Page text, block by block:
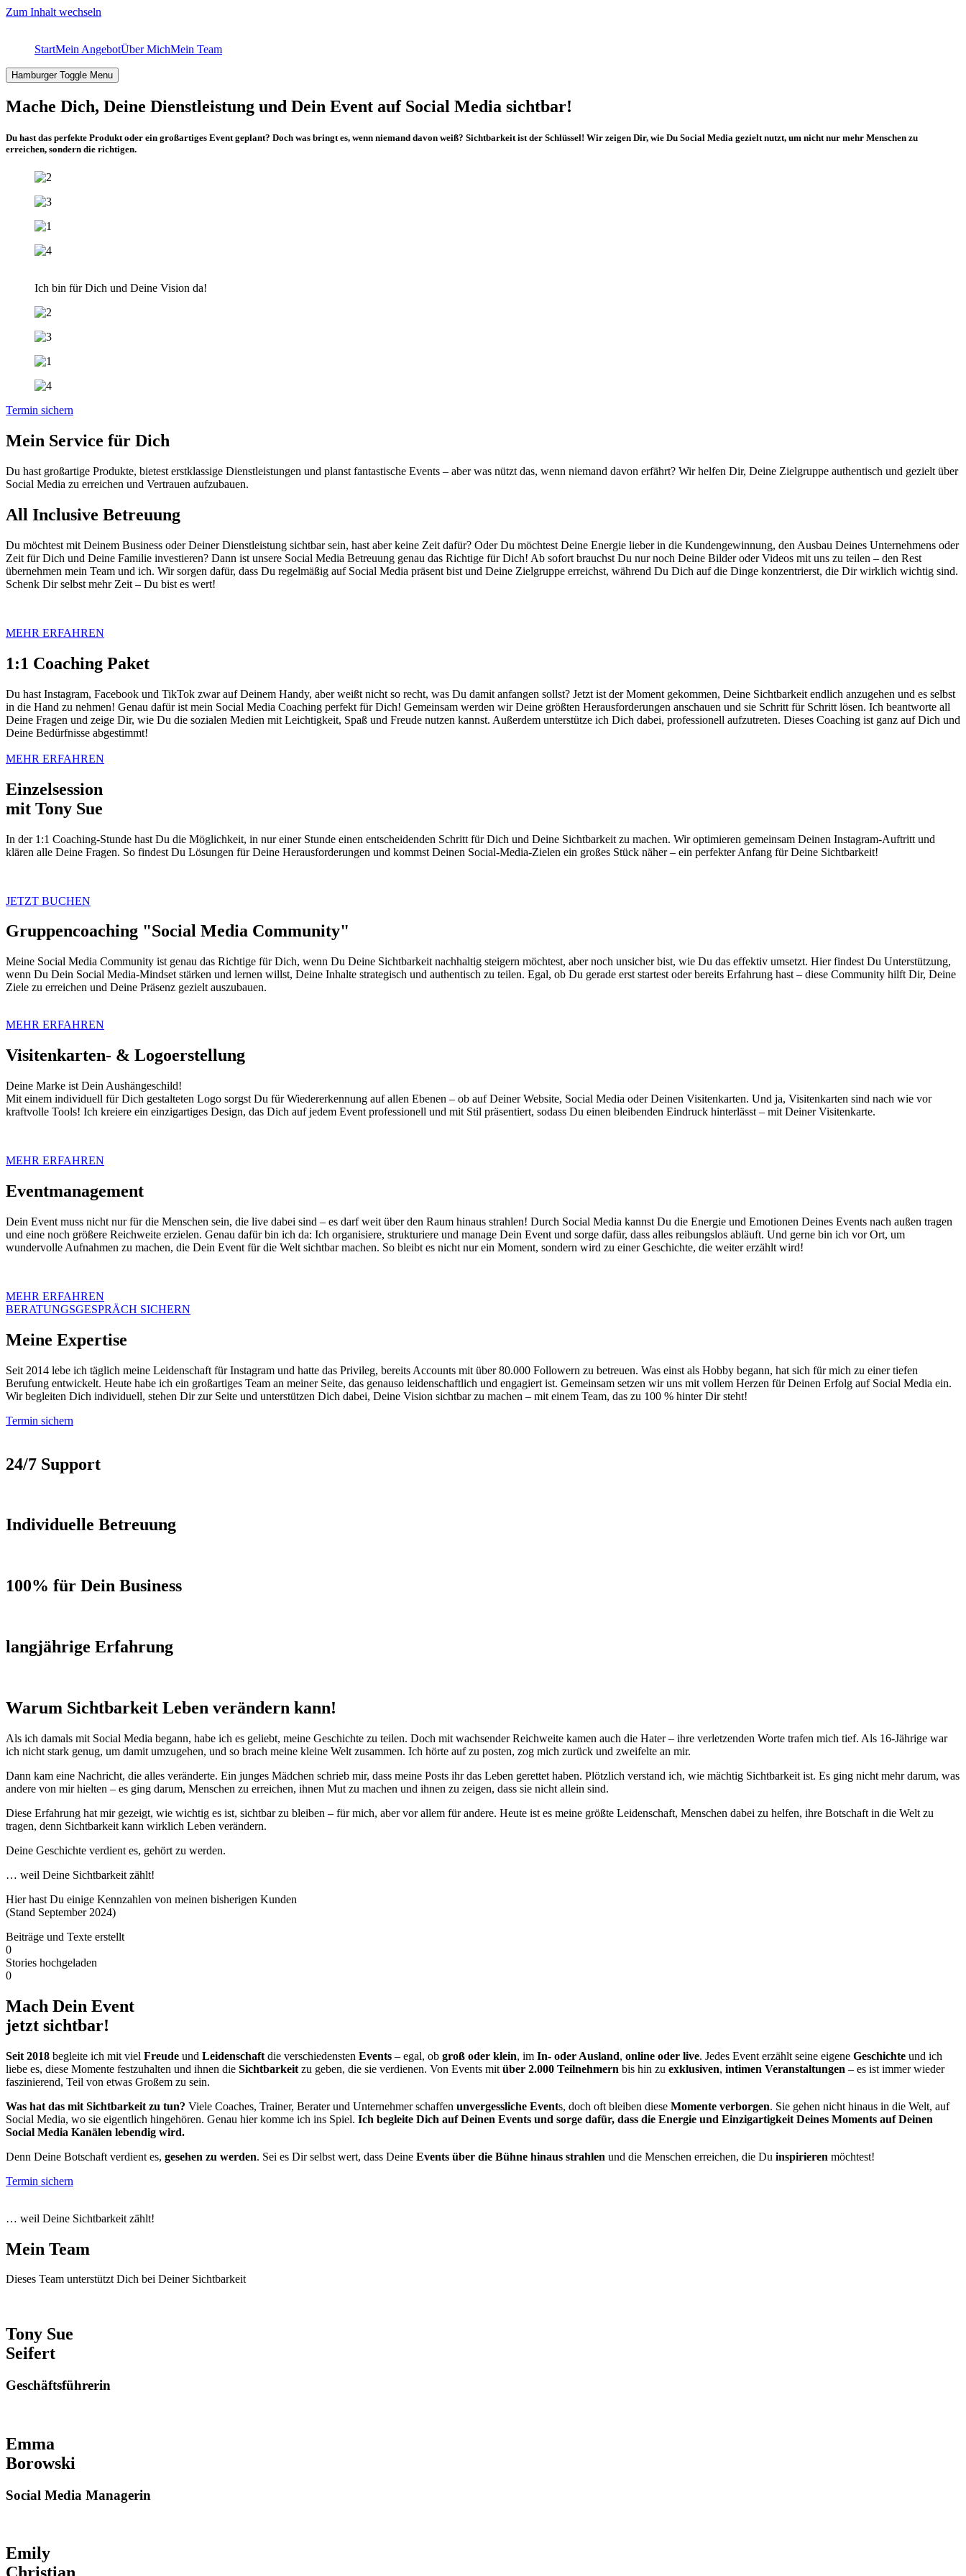
Zum Inhalt wechseln
StartMein AngebotÜber MichMein Team
Hamburger Toggle Menu
Mache Dich, Deine Dienstleistung und Dein Event auf Social Media sichtbar!
Du hast das perfekte Produkt oder ein großartiges Event geplant? Doch was bringt es, wenn niemand davon weiß? Sichtbarkeit ist der Schlüssel! Wir zeigen Dir, wie Du Social Media gezielt nutzt, um nicht nur mehr Menschen zu
erreichen, sondern die richtigen.
Ich bin für Dich und Deine Vision da!
Termin sichern
Mein Service für Dich
Du hast großartige Produkte, bietest erstklassige Dienstleistungen und planst fantastische Events – aber was nützt das, wenn niemand davon erfährt? Wir helfen Dir, Deine Zielgruppe authentisch und gezielt über
Social Media zu erreichen und Vertrauen aufzubauen.
All Inclusive Betreuung
Du möchtest mit Deinem Business oder Deiner Dienstleistung sichtbar sein, hast aber keine Zeit dafür? Oder Du möchtest Deine Energie lieber in die Kundengewinnung, den Ausbau Deines Unternehmens oder
Zeit für Dich und Deine Familie investieren? Dann ist unsere Social Media Betreuung genau das Richtige für Dich! Ab sofort brauchst Du nur noch Deine Bilder oder Videos mit uns zu teilen – den Rest
übernehmen mein Team und ich. Wir sorgen dafür, dass Du regelmäßig auf Social Media präsent bist und Deine Zielgruppe erreichst, während Du Dich auf die Dinge konzentrierst, die Dir wirklich wichtig sind.
Schenk Dir selbst mehr Zeit – Du bist es wert!
MEHR ERFAHREN
1:1 Coaching Paket
Du hast Instagram, Facebook und TikTok zwar auf Deinem Handy, aber weißt nicht so recht, was Du damit anfangen sollst? Jetzt ist der Moment gekommen, Deine Sichtbarkeit endlich anzugehen und es selbst
in die Hand zu nehmen! Genau dafür ist mein Social Media Coaching perfekt für Dich! Gemeinsam werden wir Deine größten Herausforderungen anschauen und sie Schritt für Schritt lösen. Ich beantworte all
Deine Fragen und zeige Dir, wie Du die sozialen Medien mit Leichtigkeit, Spaß und Freude nutzen kannst. Außerdem unterstütze ich Dich dabei, professionell aufzutreten. Dieses Coaching ist ganz auf Dich und
Deine Bedürfnisse abgestimmt!
MEHR ERFAHREN
Einzelsession
mit Tony Sue
In der 1:1 Coaching-Stunde hast Du die Möglichkeit, in nur einer Stunde einen entscheidenden Schritt für Dich und Deine Sichtbarkeit zu machen. Wir optimieren gemeinsam Deinen Instagram-Auftritt und
klären alle Deine Fragen. So findest Du Lösungen für Deine Herausforderungen und kommst Deinen Social-Media-Zielen ein großes Stück näher – ein perfekter Anfang für Deine Sichtbarkeit!
JETZT BUCHEN
Gruppencoaching "Social Media Community"
Meine Social Media Community ist genau das Richtige für Dich, wenn Du Deine Sichtbarkeit nachhaltig steigern möchtest, aber noch unsicher bist, wie Du das effektiv umsetzt. Hier findest Du Unterstützung,
wenn Du Dein Social Media-Mindset stärken und lernen willst, Deine Inhalte strategisch und authentisch zu teilen. Egal, ob Du gerade erst startest oder bereits Erfahrung hast – diese Community hilft Dir, Deine
Ziele zu erreichen und Deine Präsenz gezielt auszubauen.
MEHR ERFAHREN
Visitenkarten- & Logoerstellung
Deine Marke ist Dein Aushängeschild!
Mit einem individuell für Dich gestalteten Logo sorgst Du für Wiedererkennung auf allen Ebenen – ob auf Deiner Website, Social Media oder Deinen Visitenkarten. Und ja, Visitenkarten sind nach wie vor
kraftvolle Tools! Ich kreiere ein einzigartiges Design, das Dich auf jedem Event professionell und mit Stil präsentiert, sodass Du einen bleibenden Eindruck hinterlässt – mit Deiner Visitenkarte.
MEHR ERFAHREN
Eventmanagement
Dein Event muss nicht nur für die Menschen sein, die live dabei sind – es darf weit über den Raum hinaus strahlen! Durch Social Media kannst Du die Energie und Emotionen Deines Events nach außen tragen
und eine noch größere Reichweite erzielen. Genau dafür bin ich da: Ich organisiere, strukturiere und manage Dein Event und sorge dafür, dass alles reibungslos abläuft. Und gerne bin ich vor Ort, um
wundervolle Aufnahmen zu machen, die Dein Event für die Welt sichtbar machen. So bleibt es nicht nur ein Moment, sondern wird zu einer Geschichte, die weiter erzählt wird!
MEHR ERFAHREN
BERATUNGSGESPRÄCH SICHERN
Meine Expertise
Seit 2014 lebe ich täglich meine Leidenschaft für Instagram und hatte das Privileg, bereits Accounts mit über 80.000 Followern zu betreuen. Was einst als Hobby begann, hat sich für mich zu einer tiefen
Berufung entwickelt. Heute habe ich ein großartiges Team an meiner Seite, das genauso leidenschaftlich und engagiert ist. Gemeinsam setzen wir uns mit vollem Herzen für Deinen Erfolg auf Social Media ein.
Wir begleiten Dich individuell, stehen Dir zur Seite und unterstützen Dich dabei, Deine Vision sichtbar zu machen – mit einem Team, das zu 100 % hinter Dir steht!
Termin sichern
24/7 Support
Individuelle Betreuung
100% für Dein Business
langjährige Erfahrung
Warum Sichtbarkeit Leben verändern kann!
Als ich damals mit Social Media begann, habe ich es geliebt, meine Geschichte zu teilen. Doch mit wachsender Reichweite kamen auch die Hater – ihre verletzenden Worte trafen mich tief. Als 16-Jährige war
ich nicht stark genug, um damit umzugehen, und so brach meine kleine Welt zusammen. Ich hörte auf zu posten, zog mich zurück und zweifelte an mir.
Dann kam eine Nachricht, die alles veränderte. Ein junges Mädchen schrieb mir, dass meine Posts ihr das Leben gerettet haben. Plötzlich verstand ich, wie mächtig Sichtbarkeit ist. Es ging nicht mehr darum, was
andere von mir hielten – es ging darum, Menschen zu erreichen, ihnen Mut zu machen und ihnen zu zeigen, dass sie nicht allein sind.
Diese Erfahrung hat mir gezeigt, wie wichtig es ist, sichtbar zu bleiben – für mich, aber vor allem für andere. Heute ist es meine größte Leidenschaft, Menschen dabei zu helfen, ihre Botschaft in die Welt zu
tragen, denn Sichtbarkeit kann wirklich Leben verändern.
Deine Geschichte verdient es, gehört zu werden.
… weil Deine Sichtbarkeit zählt!
Hier hast Du einige Kennzahlen von meinen bisherigen Kunden
(Stand September 2024)
Beiträge und Texte erstellt
0
Stories hochgeladen
0
Mach Dein Event
jetzt sichtbar!
Seit 2018 begleite ich mit viel Freude und Leidenschaft die verschiedensten Events – egal, ob groß oder klein, im In- oder Ausland, online oder live. Jedes Event erzählt seine eigene Geschichte und ich
liebe es, diese Momente festzuhalten und ihnen die Sichtbarkeit zu geben, die sie verdienen. Von Events mit über 2.000 Teilnehmern bis hin zu exklusiven, intimen Veranstaltungen – es ist immer wieder
faszinierend, Teil von etwas Großem zu sein.
Was hat das mit Sichtbarkeit zu tun? Viele Coaches, Trainer, Berater und Unternehmer schaffen unvergessliche Events, doch oft bleiben diese Momente verborgen. Sie gehen nicht hinaus in die Welt, auf
Social Media, wo sie eigentlich hingehören. Genau hier komme ich ins Spiel. Ich begleite Dich auf Deinen Events und sorge dafür, dass die Energie und Einzigartigkeit Deines Moments auf Deinen
Social Media Kanälen lebendig wird.
Denn Deine Botschaft verdient es, gesehen zu werden. Sei es Dir selbst wert, dass Deine Events über die Bühne hinaus strahlen und die Menschen erreichen, die Du inspirieren möchtest!
Termin sichern
… weil Deine Sichtbarkeit zählt!
Mein Team
Dieses Team unterstützt Dich bei Deiner Sichtbarkeit
Tony Sue
Seifert
Geschäftsführerin
Emma
Borowski
Social Media Managerin
Emily